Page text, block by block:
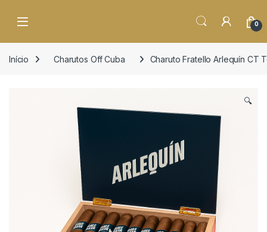
Open 0
Início Charutos Off Cuba Charuto Fratello Arlequín CT
🔍